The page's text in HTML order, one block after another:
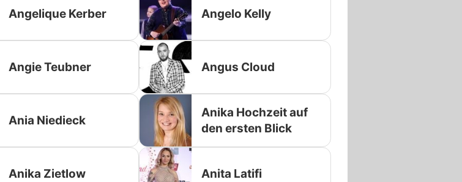
Angelique Kerber Angelo Kelly
Angie Teubner Angus Cloud
Ania Niedieck
Anika Hochzeit auf
den ersten Blick
Anika Zietlow Anita Latifi